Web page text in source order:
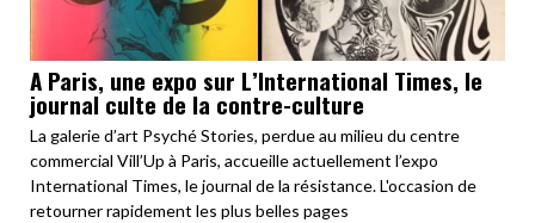
A Paris, une expo sur L’International Times, le
journal culte de la contre-culture
La galerie d’art Psyché Stories, perdue au milieu du centre
commercial Vill’Up à Paris, accueille actuellement l’expo
International Times, le journal de la résistance. L'occasion de
retourner rapidement les plus belles pages